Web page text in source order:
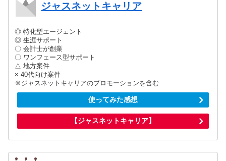
ジャスネットキャリア
◎ 特化型エージェント
◎ 生涯サポート
〇 会計士が創業
〇 ワンフェース型サポート
△ 地方案件
× 40代向け案件
※ジャスネットキャリアのプロモーションを含む
使ってみた感想
【ジャスネットキャリア】